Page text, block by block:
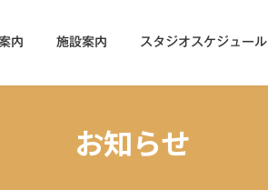
内 施設案内 スタジオスケジュール
お知らせ